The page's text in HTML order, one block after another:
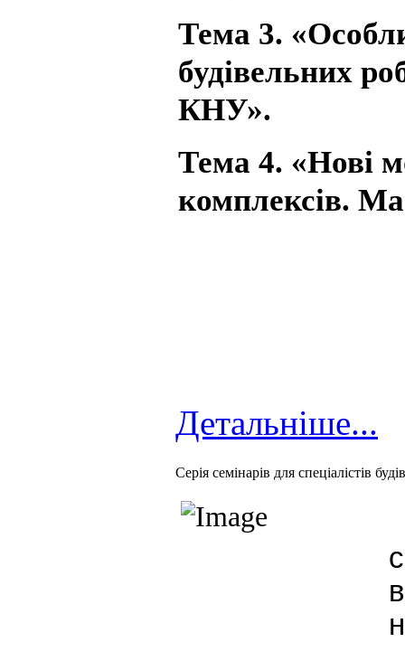
Тема 3.
будівельних
КНУ».
Тема 4. «Нові
комплексів.
Детальніше...
Cерія семінарів для спеціалістів